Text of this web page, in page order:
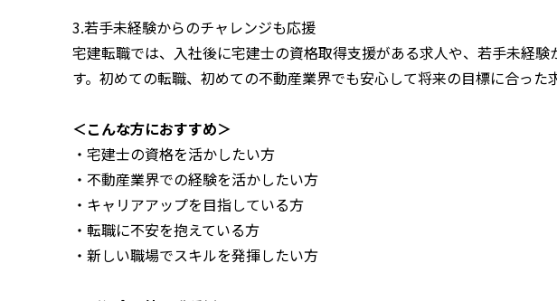
3.若手未経験からのチャレンジも応援
宅建転職では、入社後に宅建士の資格取得支援がある求人や、若手未経
す。初めての転職、初めての不動産業界でも安心して将来の目標に合った
＜こんな方におすすめ＞
・宅建士の資格を活かしたい方
・不動産業界での経験を活かしたい方
・キャリアアップを目指している方
・転職に不安を抱えている方
・新しい職場でスキルを発揮したい方